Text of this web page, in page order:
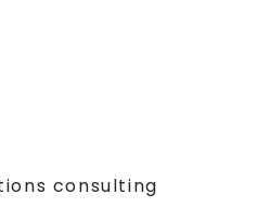
consulting